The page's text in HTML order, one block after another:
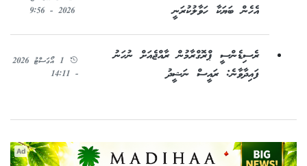
އެހެން ބަޔަކާ ހަވާލުކުރަނީ
2026 - 9:56
ރެސިޑެންސީ ޕްރޮގްރާމުން ރާއްޖެއަށް ނުހަނު
ފައިދާވާނެ: ރައީސް ނަޝީދު
1 އޯގަސްޓު 2026
- 14:11
Ad